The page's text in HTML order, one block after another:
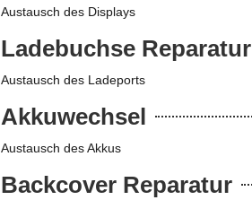
Austausch des Displays
Ladebuchse Reparatur
Austausch des Ladeports
Akkuwechsel
Austausch des Akkus
Backcover Reparatur